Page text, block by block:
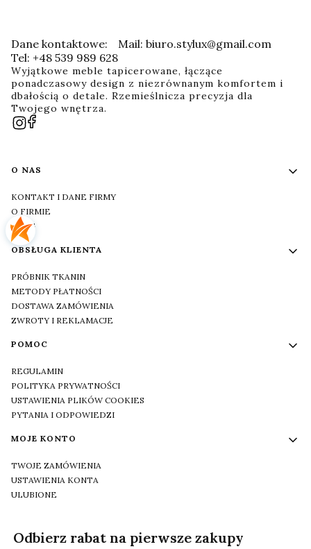
Dane kontaktowe:
Tel: +48 539 989 628
Mail: biuro.stylux@gmail.com
Wyjątkowe meble tapicerowane, łączące
ponadczasowy design z niezrównanym komfortem i
dbałością o detale. Rzemieślnicza precyzja dla
Twojego wnętrza.
Linki w stopce
O NAS
KONTAKT I DANE FIRMY
O FIRMIE
BLOG
OBSŁUGA KLIENTA
PRÓBNIK TKANIN
METODY PŁATNOŚCI
DOSTAWA ZAMÓWIENIA
ZWROTY I REKLAMACJE
POMOC
REGULAMIN
POLITYKA PRYWATNOŚCI
USTAWIENIA PLIKÓW COOKIES
PYTANIA I ODPOWIEDZI
MOJE KONTO
TWOJE ZAMÓWIENIA
USTAWIENIA KONTA
ULUBIONE
Odbierz rabat na pierwsze zakupy